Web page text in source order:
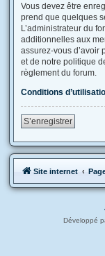
Vous devez être
prend que quelques
L’administrateur du
additionnelles aux
assurez-vous d’avoir
et de notre politique
règlement du forum.
Conditions
S’enregistrer
Site internet
Développé